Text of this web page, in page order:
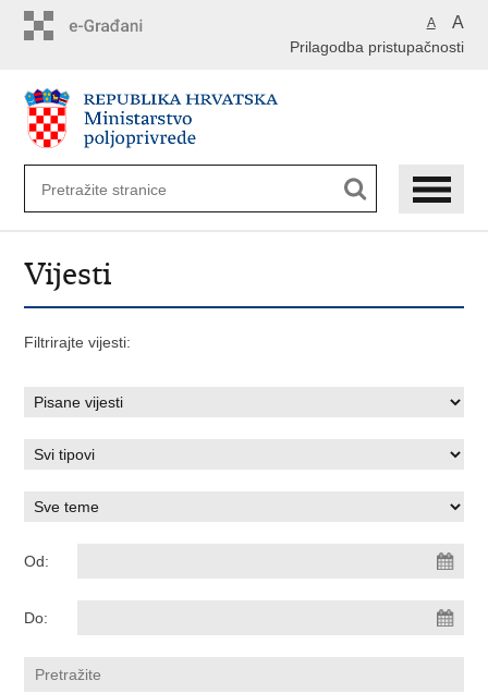
A A
Prilagodba pristupačnosti
Vijesti
Filtrirajte vijesti:
Od:
Do: